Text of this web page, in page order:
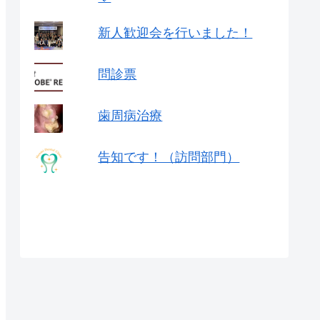
新人歓迎会を行いました！
問診票
歯周病治療
告知です！（訪問部門）